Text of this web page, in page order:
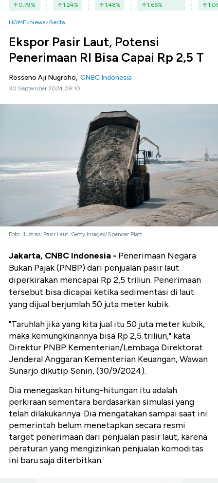
0.79% 1.24% 1.48% 1.66%
HOME News Berita
Ekspor Pasir Laut, Potensi
Penerimaan RI Bisa Capai Rp 2,5 T
Rosseno Aji Nugroho, CNBC Indonesia
30 September 2024 09:10
Foto: Ilustrasi Pasir Laut. Getty Images/Spencer Platt
Jakarta, CNBC Indonesia - Penerimaan Negara
Bukan Pajak (PNBP) dari penjualan pasir laut
diperkirakan mencapai Rp 2,5 triliun. Penerimaan
tersebut bisa dicapai ketika sedimentasi di laut
yang dijual berjumlah 50 juta meter kubik.
"Taruhlah jika yang kita jual itu 50 juta meter kubik,
maka kemungkinannya bisa Rp 2,5 triliun," kata
Direktur PNBP Kementerian/Lembaga Direktorat
Jenderal Anggaran Kementerian Keuangan, Wawan
Sunarjo dikutip Senin, (30/9/2024).
Dia menegaskan hitung-hitungan itu adalah
perkiraan sementara berdasarkan simulasi yang
telah dilakukannya. Dia mengatakan sampai saat ini
pemerintah belum menetapkan secara resmi
target penerimaan dari penjualan pasir laut, karena
peraturan yang mengizinkan penjualan komoditas
ini baru saja diterbitkan.